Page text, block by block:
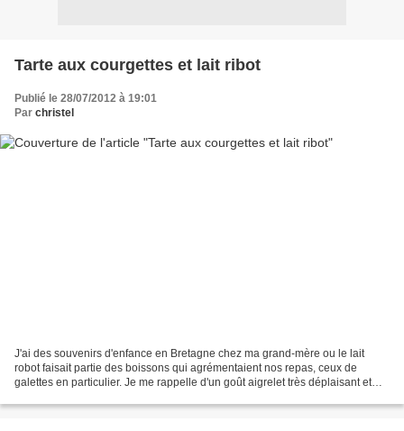
Tarte aux courgettes et lait ribot
Publié le 28/07/2012 à 19:01
Par christel
J'ai des souvenirs d'enfance en Bretagne chez ma grand-mère ou le lait
robot faisait partie des boissons qui agrémentaient nos repas, ceux de
galettes en particulier. Je me rappelle d'un goût aigrelet très déplaisant et